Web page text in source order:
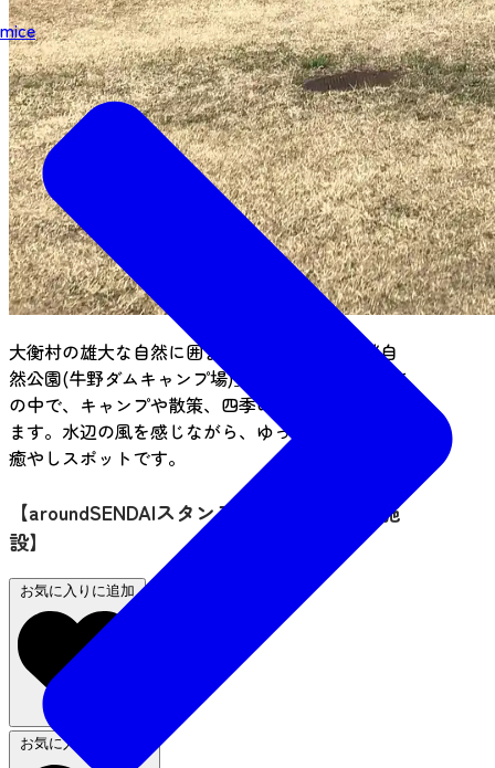
mice
大衡村の雄大な自然に囲まれた「達居森と湖畔自
然公園(牛野ダムキャンプ場)」では、湖畔の静けさ
の中で、キャンプや散策、四季の景色を満喫でき
ます。水辺の風を感じながら、ゆったり過ごせる
癒やしスポットです。
【aroundSENDAIスタンプラリー 利用対象施
設】
お気に入りに追加
お気に入りから削除